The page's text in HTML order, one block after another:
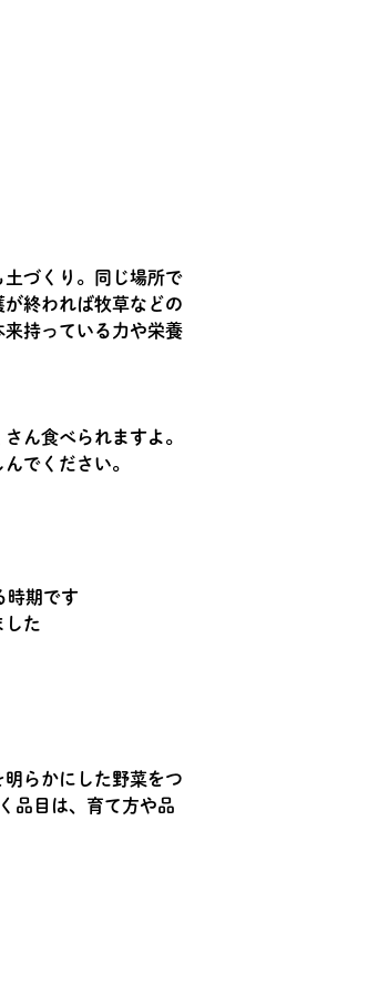
づくり。同じ場所で
終われば牧草などの
持っている力や栄養
ん食べられますよ。
でください。
時期です
した
らかにした野菜をつ
品目は、育て方や品